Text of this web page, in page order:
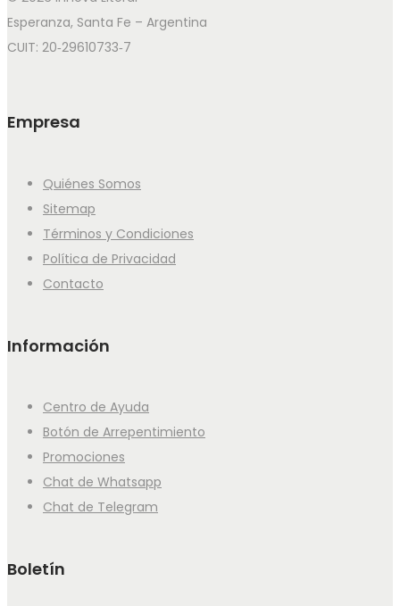
Esperanza, Santa Fe – Argentina
CUIT: 20‑29610733‑7
Empresa
Quiénes Somos
Sitemap
Términos y Condiciones
Política de Privacidad
Contacto
Información
Centro de Ayuda
Botón de Arrepentimiento
Promociones
Chat de Whatsapp
Chat de Telegram
Boletín